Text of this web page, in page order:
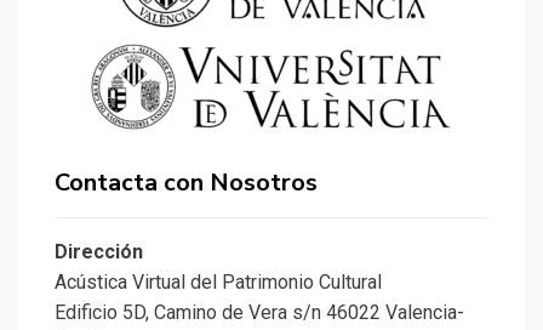
Contacta con Nosotros
Dirección
Acústica Virtual del Patrimonio Cultural
Edificio 5D, Camino de Vera s/n 46022 Valencia-